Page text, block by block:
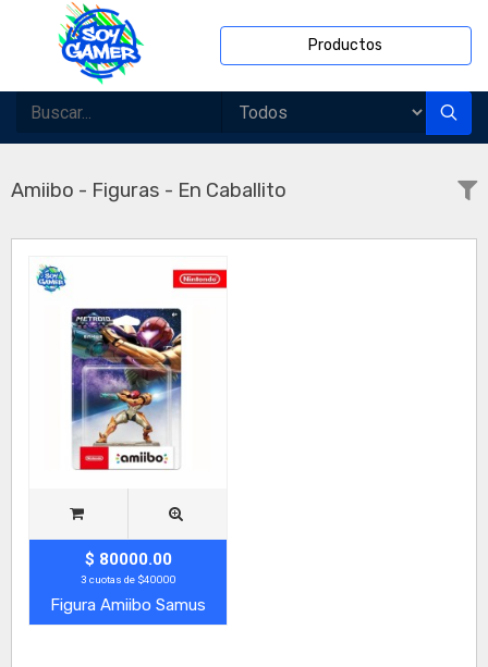
Productos
Amiibo - Figuras - En Caballito
$ 80000.00
3 cuotas de $40000
Figura Amiibo Samus